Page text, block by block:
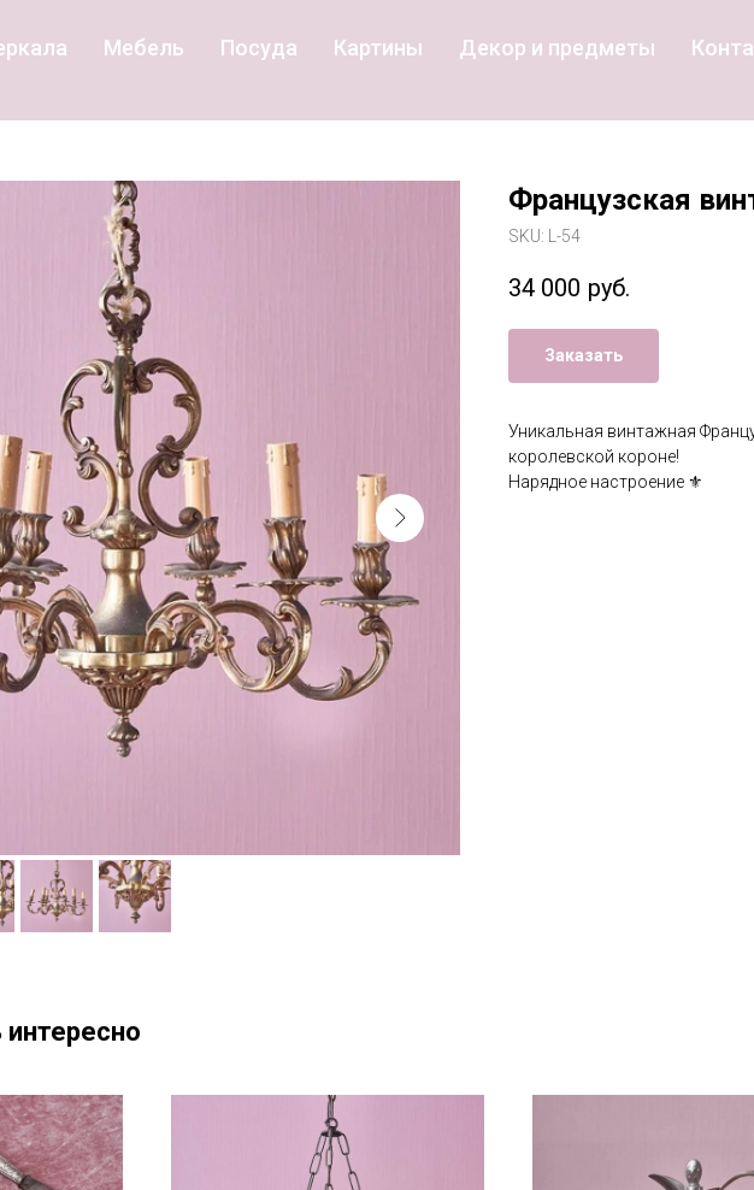
Мебель Посуда Картины Декор и предметы
Французская
SKU: L-54
34 000 руб.
Заказать
Уникальная винтажная
королевской короне!
Нарядное настроение ⚜️